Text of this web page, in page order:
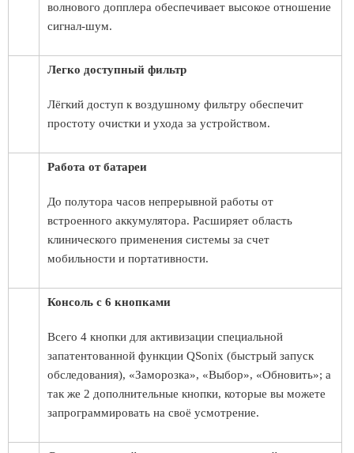
волнового допплера обеспечивает высокое отношение
сигнал-шум.
Легко доступный фильтр
Лёгкий доступ к воздушному фильтру обеспечит
простоту очистки и ухода за устройством.
Работа от батареи
До полутора часов непрерывной работы от
встроенного аккумулятора. Расширяет область
клинического применения системы за счет
мобильности и портативности.
Консоль с 6 кнопками
Всего 4 кнопки для активизации специальной
запатентованной функции QSonix (быстрый запуск
обследования), «Заморозка», «Выбор», «Обновить»; а
так же 2 дополнительные кнопки, которые вы можете
запрограммировать на своё усмотрение.